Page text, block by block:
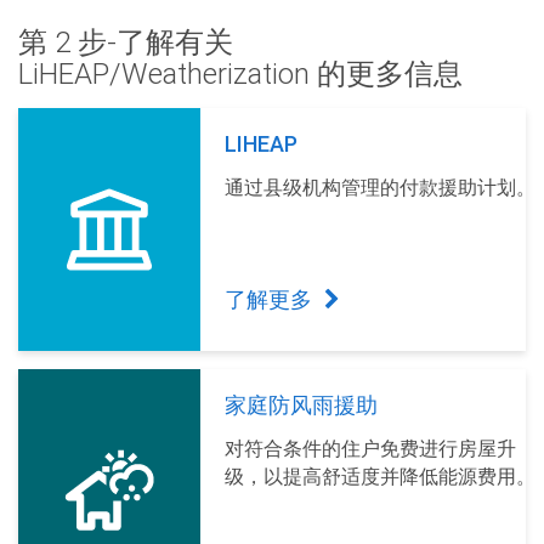
第 2 步-了解有关
LiHEAP/Weatherization 的更多信息
LIHEAP
通过县级机构管理的付款援助计划。
了解更多
家庭防风雨援助
对符合条件的住户免费进行房屋升
级，以提高舒适度并降低能源费用。